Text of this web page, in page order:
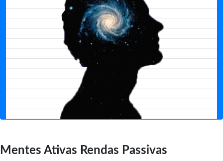
Mentes Ativas Rendas Passivas